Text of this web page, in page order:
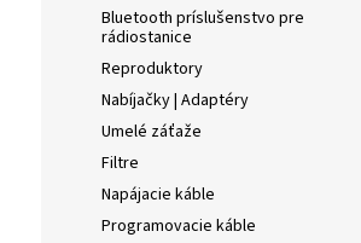
Bluetooth príslušenstvo pre
rádiostanice
Reproduktory
Nabíjačky | Adaptéry
Umelé záťaže
Filtre
Napájacie káble
Programovacie káble